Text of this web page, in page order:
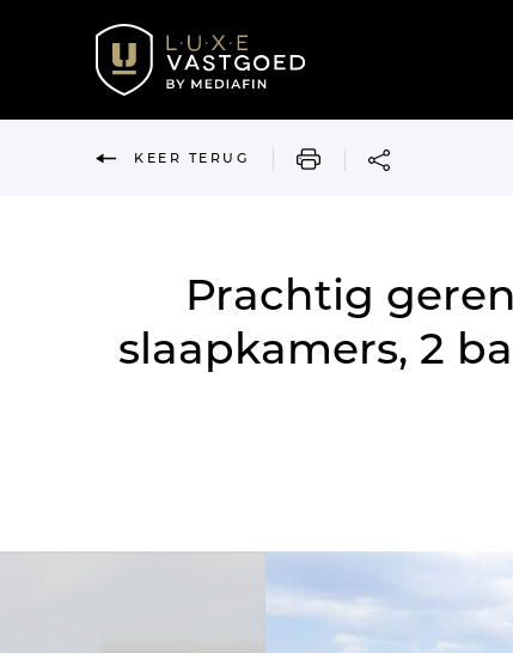
KEER TERUG AFDRUKKEN
Prachtig
slaapkamers, 2